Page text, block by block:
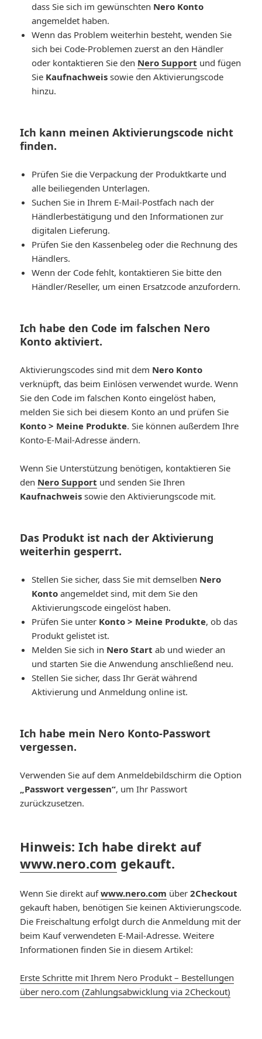
dass Sie sich im gewünschten Nero Konto
angemeldet haben.
Wenn das Problem weiterhin besteht, wenden Sie
sich bei Code-Problemen zuerst an den Händler
oder kontaktieren Sie den Nero Support und fügen
Sie Kaufnachweis sowie den Aktivierungscode
hinzu.
Ich kann meinen Aktivierungscode nicht
finden.
Prüfen Sie die Verpackung der Produktkarte und
alle beiliegenden Unterlagen.
Suchen Sie in Ihrem E-Mail-Postfach nach der
Händlerbestätigung und den Informationen zur
digitalen Lieferung.
Prüfen Sie den Kassenbeleg oder die Rechnung des
Händlers.
Wenn der Code fehlt, kontaktieren Sie bitte den
Händler/Reseller, um einen Ersatzcode anzufordern.
Ich habe den Code im falschen Nero
Konto aktiviert.
Aktivierungscodes sind mit dem Nero Konto
verknüpft, das beim Einlösen verwendet wurde. Wenn
Sie den Code im falschen Konto eingelöst haben,
melden Sie sich bei diesem Konto an und prüfen Sie
Konto > Meine Produkte. Sie können außerdem Ihre
Konto-E-Mail-Adresse ändern.
Wenn Sie Unterstützung benötigen, kontaktieren Sie
den Nero Support und senden Sie Ihren
Kaufnachweis sowie den Aktivierungscode mit.
Das Produkt ist nach der Aktivierung
weiterhin gesperrt.
Stellen Sie sicher, dass Sie mit demselben Nero
Konto angemeldet sind, mit dem Sie den
Aktivierungscode eingelöst haben.
Prüfen Sie unter Konto > Meine Produkte, ob das
Produkt gelistet ist.
Melden Sie sich in Nero Start ab und wieder an
und starten Sie die Anwendung anschließend neu.
Stellen Sie sicher, dass Ihr Gerät während
Aktivierung und Anmeldung online ist.
Ich habe mein Nero Konto-Passwort
vergessen.
Verwenden Sie auf dem Anmeldebildschirm die Option
„Passwort vergessen“, um Ihr Passwort
zurückzusetzen.
Hinweis: Ich habe direkt auf
www.nero.com gekauft.
Wenn Sie direkt aufwww.nero.com über2Checkout
gekauft haben, benötigen Sie keinen Aktivierungscode.
Die Freischaltung erfolgt durch die Anmeldung mit der
beim Kauf verwendeten E-Mail-Adresse. Weitere
Informationen finden Sie in diesem Artikel:
Erste Schritte mit Ihrem Nero Produkt – Bestellungen
über nero.com (Zahlungsabwicklung via 2Checkout)